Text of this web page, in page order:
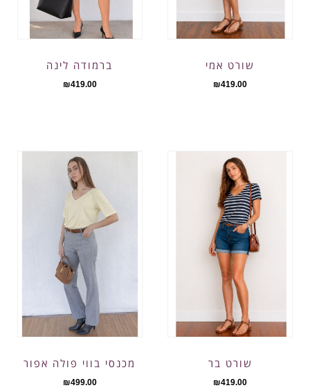
שורט אמי
₪419.00
ברמודה לינה
₪419.00
שורט בר
₪419.00
מכנסי בווי פולה אפור
₪499.00